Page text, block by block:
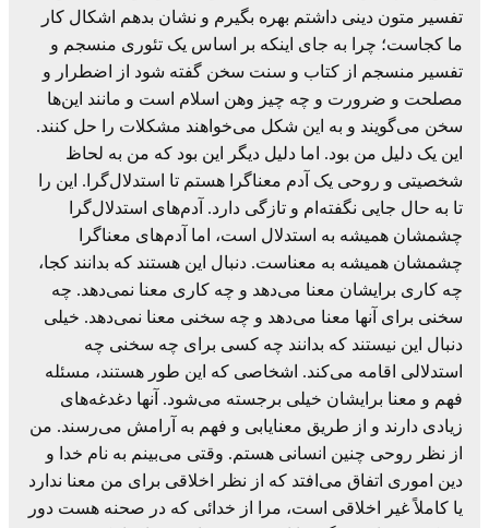
تفسیر متون دینی داشتم بهره بگیرم و نشان بدهم اشکال کار
ما کجاست؛ چرا به جای اینکه بر اساس یک تئوری منسجم و
تفسیر منسجم از کتاب و سنت سخن گفته شود از اضطرار و
مصلحت و ضرورت و چه چیز وهن اسلام است و مانند این‌ها
سخن می‌گویند و به این شکل می‌خواهند مشکلات را حل کنند.
این یک دلیل من بود. اما دلیل دیگر این بود که من به لحاظ
شخصیتی و روحی یک آدم معناگرا هستم تا استدلال‌گرا. این را
تا به حال جایی نگفته‌ام و تازگی دارد. آدم‌های استدلال‌گرا
چشمشان همیشه به استدلال است، اما آدم‌های معناگرا
چشمشان همیشه به معناست. دنبال این هستند که بدانند کجا،
چه کاری برایشان معنا می‌دهد و چه کاری معنا نمی‌دهد. چه
سخنی برای آنها معنا می‌دهد و چه سخنی معنا نمی‌دهد. خیلی
دنبال این نیستند که بدانند چه کسی برای چه سخنی چه
استدلالی اقامه می‌کند. اشخاصی که این طور هستند، مسئله
فهم و معنا برایشان خیلی برجسته می‌شود. آنها دغدغه‌های
زیادی دارند و از طریق معنایابی و فهم به آرامش می‌رسند. من
از نظر روحی چنین انسانی هستم. وقتی می‌بینم به نام خدا و
دین اموری اتفاق می‌افتد که از نظر اخلاقی برای من معنا ندارد
یا کاملاً غیر اخلاقی است، مرا از خدائی که در صحنه هست دور